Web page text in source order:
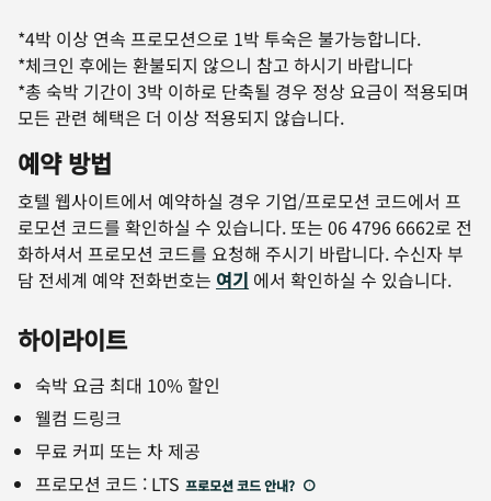
*4박 이상 연속 프로모션으로 1박 투숙은 불가능합니다.
*체크인 후에는 환불되지 않으니 참고 하시기 바랍니다
*총 숙박 기간이 3박 이하로 단축될 경우 정상 요금이 적용되며
모든 관련 혜택은 더 이상 적용되지 않습니다.
예약 방법
호텔 웹사이트에서 예약하실 경우 기업/프로모션 코드에서 프
로모션 코드를 확인하실 수 있습니다. 또는 06 4796 6662로 전
화하셔서 프로모션 코드를 요청해 주시기 바랍니다. 수신자 부
담 전세계 예약 전화번호는 여기 에서 확인하실 수 있습니다.
하이라이트
숙박 요금 최대 10% 할인
웰컴 드링크
무료 커피 또는 차 제공
프로모션 코드 : LTS 프로모션 코드 안내?